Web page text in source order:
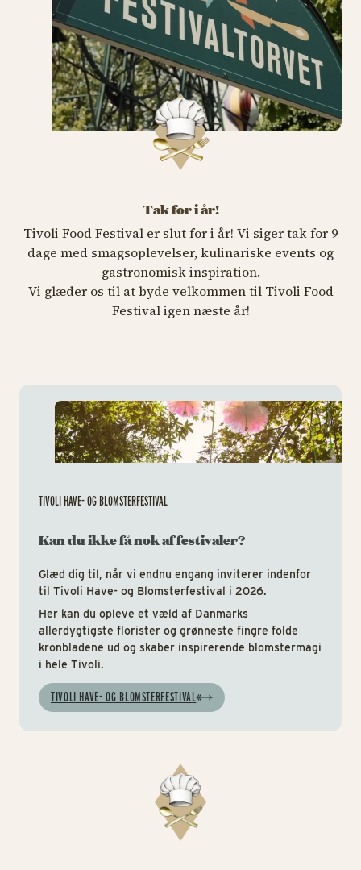
Tak for i år!
Tivoli Food Festival er slut for i år! Vi siger tak for 9
dage med smagsoplevelser, kulinariske events og
gastronomisk inspiration.
Vi glæder os til at byde velkommen til Tivoli Food
Festival igen næste år!
TIVOLI HAVE- OG BLOMSTERFESTIVAL
Kan du ikke få nok af festivaler?
Glæd dig til, når vi endnu engang inviterer indenfor
til Tivoli Have- og Blomsterfestival i 2026.
Her kan du opleve et væld af Danmarks
allerdygtigste florister og grønneste fingre folde
kronbladene ud og skaber inspirerende blomstermagi
i hele Tivoli.
TIVOLI HAVE- OG BLOMSTERFESTIVAL